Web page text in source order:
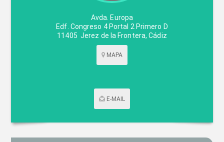
Avda. Europa
Edf. Congreso 4 Portal 2 Primero D
11405 Jerez de la Frontera,Cádiz
MAPA
E-MAIL